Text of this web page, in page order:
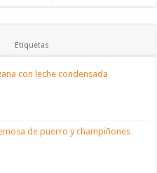
Etiquetas
con leche condensada
de puerro y champiñones